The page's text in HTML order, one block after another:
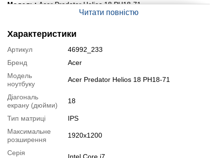
Модель:Acer Predator Helios 18 PH18-71
Дисплей (діагональ, роздільна здатність, тип матриці):
(1920x1200) IPS, 165Hz
Постійна пам'ять:1000 GB SSD NVMe
Графіка:
128-bit
Веб-камера:
Порти:3x USB 3.2, 2x USB Type-C, 1x HDMI, 1x Audio, 1x LAN
Читати повністю
Характеристики
Артикул
46992_233
Бренд
Acer
Модель
ноутбуку
Acer Predator Helios 18 PH18-71
Діагональ
екрану (дюйми)
18
Тип матриці
IPS
Максимальне
розширення
1920x1200
Серія